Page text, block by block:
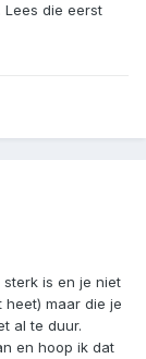
Lees die eerst
is en je niet
maar die je
al te duur.
en hoop ik dat